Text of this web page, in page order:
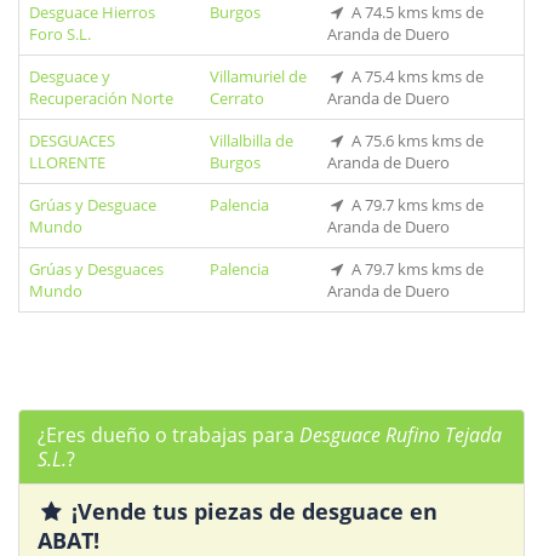
Desguace Hierros
Foro S.L.
Burgos
A 74.5 kms kms de
Aranda de Duero
Desguace y
Recuperación Norte
Villamuriel de
Cerrato
A 75.4 kms kms de
Aranda de Duero
DESGUACES
LLORENTE
Villalbilla de
Burgos
A 75.6 kms kms de
Aranda de Duero
Grúas y Desguace
Mundo
Palencia
A 79.7 kms kms de
Aranda de Duero
Grúas y Desguaces
Mundo
Palencia
A 79.7 kms kms de
Aranda de Duero
¿Eres dueño o trabajas para Desguace Rufino Tejada
S.L.?
¡Vende tus piezas de desguace en
ABAT!